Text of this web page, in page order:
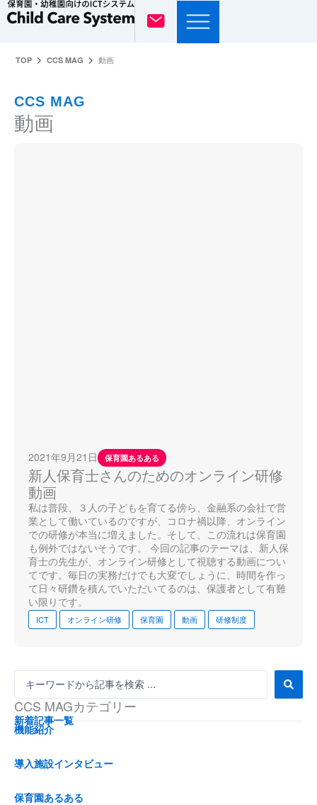
内
容
TOP CCS MAG 動画
CCS MAG
動画
2021年9月21日 保育園あるある
新人保育士さんのためのオンライン研修
動画
私は普段、３人の子どもを育てる傍ら、金融系の会社で営
業として働いているのですが、コロナ禍以降、オンライン
での研修が本当に増えました。そして、この流れは保育園
も例外ではないそうです。 今回の記事のテーマは、新人保
育士の先生が、オンライン研修として視聴する動画につい
てです。毎日の実務だけでも大変でしょうに、時間を作っ
て日々研鑽を積んでいただいてるのは、保護者として有難
い限りです。
ICT オンライン研修 保育園 動画 研修制度
S
a
r
c
...
CCS MAGカテゴリー
新着記事一覧
機能紹介
導入施設インタビュー
保育園あるある